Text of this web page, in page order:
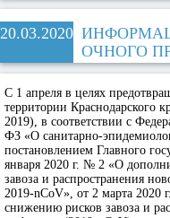
20.03.2020
ОЧНОГО
С 1 апреля в целях
территории Краснодарского
2019), в соответствии с
ФЗ «О санитарно-
постановлением Главного
января 2020 г. № 2 «О
завоза и распространения
2019-nCoV», от 2 марта
снижению рисков завоза и